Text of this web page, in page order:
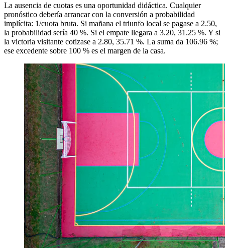
La ausencia de cuotas es una oportunidad didáctica. Cualquier
pronóstico debería arrancar con la conversión a probabilidad
implícita: 1/cuota bruta. Si mañana el triunfo local se pagase a 2.50,
la probabilidad sería 40 %. Si el empate llegara a 3.20, 31.25 %. Y si
la victoria visitante cotizase a 2.80, 35.71 %. La suma da 106.96 %;
ese excedente sobre 100 % es el margen de la casa.